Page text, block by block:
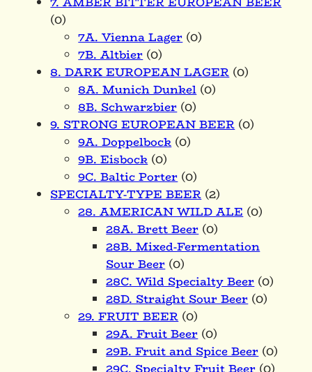
(0)
7A. Vienna Lager(0)
7B. Altbier(0)
8. DARK EUROPEAN LAGER(0)
8A. Munich Dunkel(0)
8B. Schwarzbier(0)
9. STRONG EUROPEAN BEER(0)
9A. Doppelbock(0)
9B. Eisbock(0)
9C. Baltic Porter(0)
SPECIALTY-TYPE BEER(2)
28. AMERICAN WILD ALE(0)
28A. Brett Beer(0)
28B. Mixed-Fermentation
Sour Beer(0)
28C. Wild Specialty Beer(0)
28D. Straight Sour Beer(0)
29. FRUIT BEER(0)
29A. Fruit Beer(0)
29B. Fruit and Spice Beer(0)